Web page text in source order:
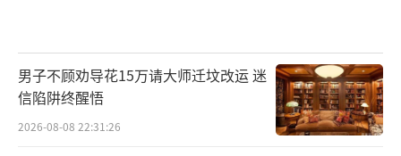
男子不顾劝导花15万请大师迁坟改运 迷
信陷阱终醒悟
2026-08-08 22:31:26